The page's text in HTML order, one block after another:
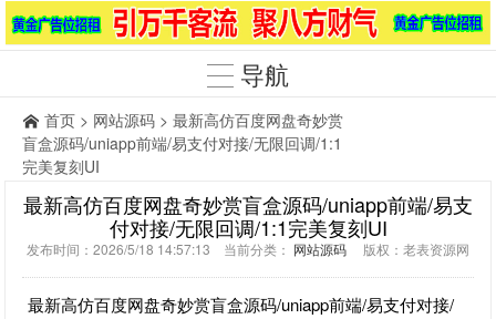
导航
首页 > 网站源码 > 最新高仿百度网盘奇妙赏
盲盒源码/uniapp前端/易支付对接/无限回调/1:1
完美复刻UI
最新高仿百度网盘奇妙赏盲盒源码/uniapp前端/易支
付对接/无限回调/1:1完美复刻UI
发布时间：2026/5/18 14:57:13 当前分类： 网站源码 版权：老表资源网
最新高仿百度网盘奇妙赏盲盒源码/uniapp前端/易支付对接/